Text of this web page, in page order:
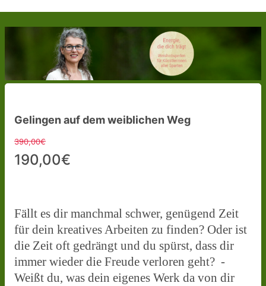
Gelingen auf dem weiblichen Weg
190,00€
390,00€
Fällt es dir manchmal schwer, genügend Zeit
für dein kreatives Arbeiten zu finden? Oder ist
die Zeit oft gedrängt und du spürst, dass dir
immer wieder die Freude verloren geht? -
Weißt du, was dein eigenes Werk da von dir